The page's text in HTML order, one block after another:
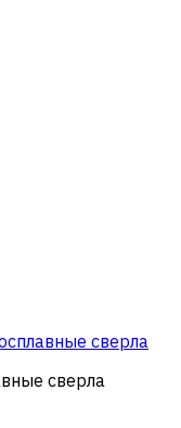
сверла
сверла